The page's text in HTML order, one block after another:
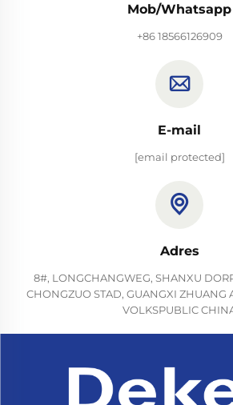
Mob/Whatsapp
+86 18566126909
E-mail
[email protected]
Adres
8#, LONGCHANGWEG, SHANXU
CHONGZUO STAD, GUANGXI ZHUANG
VOLKSPUBLIC